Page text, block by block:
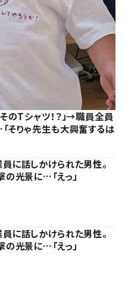
のTシャツ！？」→職員全員
そりゃ先生も大興奮するは
に話しかけられた男性。
の光景に…「えっ」
に話しかけられた男性。
の光景に…「えっ」